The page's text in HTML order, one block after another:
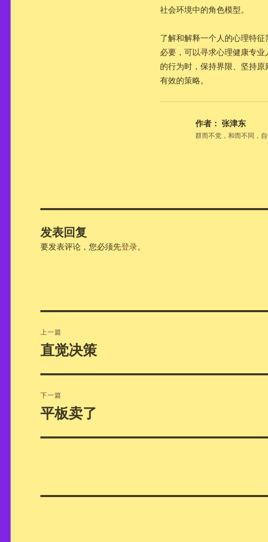
社会环境中的角色模型。
了解和解释一个人的心理特
必要，可以寻求心理健康专
的行为时，保持界限、坚持
有效的策略。
作者： 张津东
群而不党，和而不同，
发表回复
要发表评论，您必须先登录。
章
上一篇
上
文
直觉决策
下一篇
下
篇
文
平板卖了